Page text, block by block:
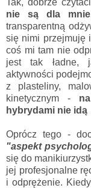
nie są dla
transparentną
się nimi przejmuję
coś mi tam nie
jest tak ładne,
aktywności
z plasteliny,
kinetycznym -
hybrydami nie idą
Oprócz tego -
"aspekt
się do
jej profesjonalne
i odprężenie.